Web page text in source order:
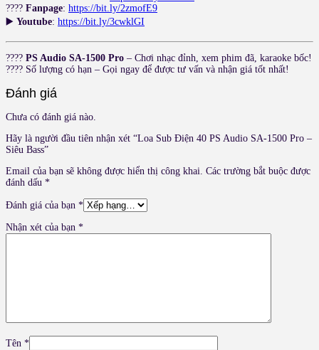
???? Fanpage: https://bit.ly/2zmofE9
▶️ Youtube: https://bit.ly/3cwklGI
???? PS Audio SA-1500 Pro – Chơi nhạc đỉnh, xem phim đã, karaoke bốc!
???? Số lượng có hạn – Gọi ngay để được tư vấn và nhận giá tốt nhất!
Đánh giá
Chưa có đánh giá nào.
Hãy là người đầu tiên nhận xét “Loa Sub Điện 40 PS Audio SA-1500 Pro –
Siêu Bass”
Email của bạn sẽ không được hiển thị công khai. Các trường bắt buộc được
đánh dấu *
Đánh giá của bạn *
Nhận xét của bạn *
Tên *